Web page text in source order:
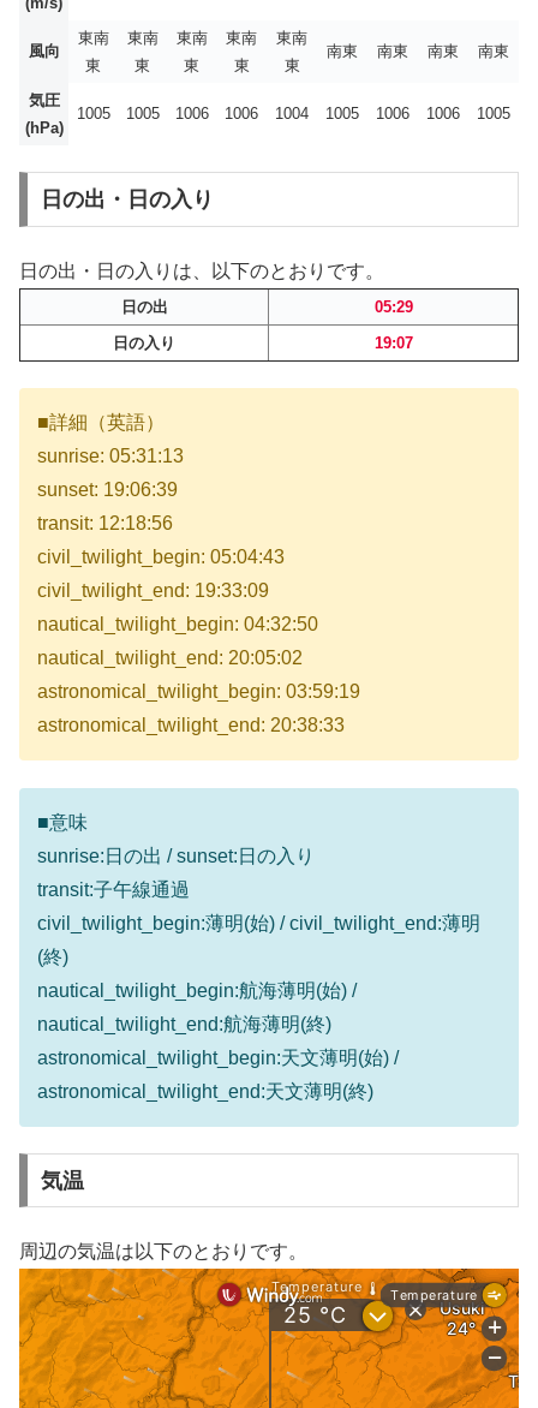
風向
東南
東
東南
東
東南
東
東南
東
東南
東
南東 南東 南東 南東
気圧
(hPa)
1005 1005 1006 1006 1004 1005 1006 1006 1005
日の出・日の入り
日の出・日の入りは、以下のとおりです。
日の出
05:29
日の入り
19:07
■詳細（英語）
sunrise: 05:31:13
sunset: 19:06:39
transit: 12:18:56
civil_twilight_begin: 05:04:43
civil_twilight_end: 19:33:09
nautical_twilight_begin: 04:32:50
nautical_twilight_end: 20:05:02
astronomical_twilight_begin: 03:59:19
astronomical_twilight_end: 20:38:33
■意味
sunrise:日の出 / sunset:日の入り
transit:子午線通過
civil_twilight_begin:薄明(始) / civil_twilight_end:薄明
(終)
nautical_twilight_begin:航海薄明(始) /
nautical_twilight_end:航海薄明(終)
astronomical_twilight_begin:天文薄明(始) /
astronomical_twilight_end:天文薄明(終)
気温
周辺の気温は以下のとおりです。